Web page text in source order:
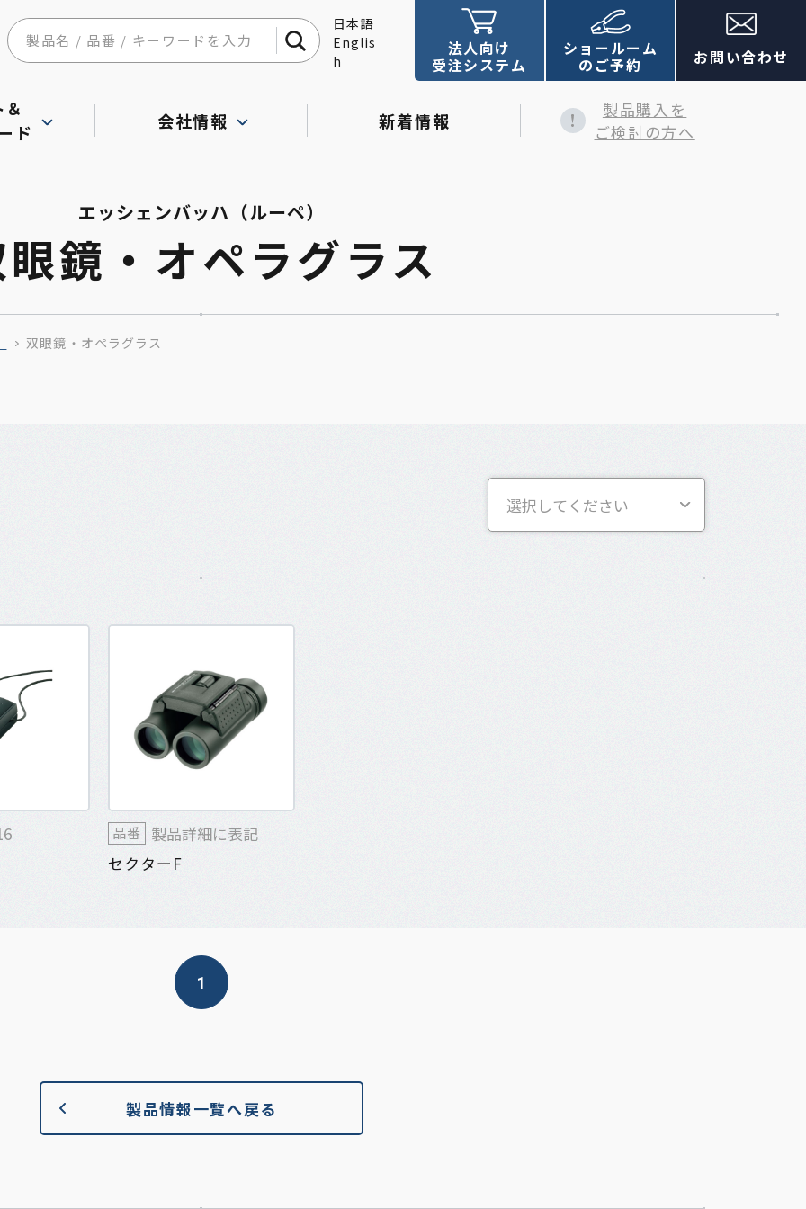
日本語
Englis
h
ド
会社情報 新着情報
法人向け
受注システム
ショールーム
のご予約 お問い合わせ
製品購入を
ご検討の方へ
エッシェンバッハ（ルーペ）
鏡・オペラグラス
双眼鏡・オペラグラス
品番
製品詳細に表記
セクターF
1
製品情報一覧へ戻る